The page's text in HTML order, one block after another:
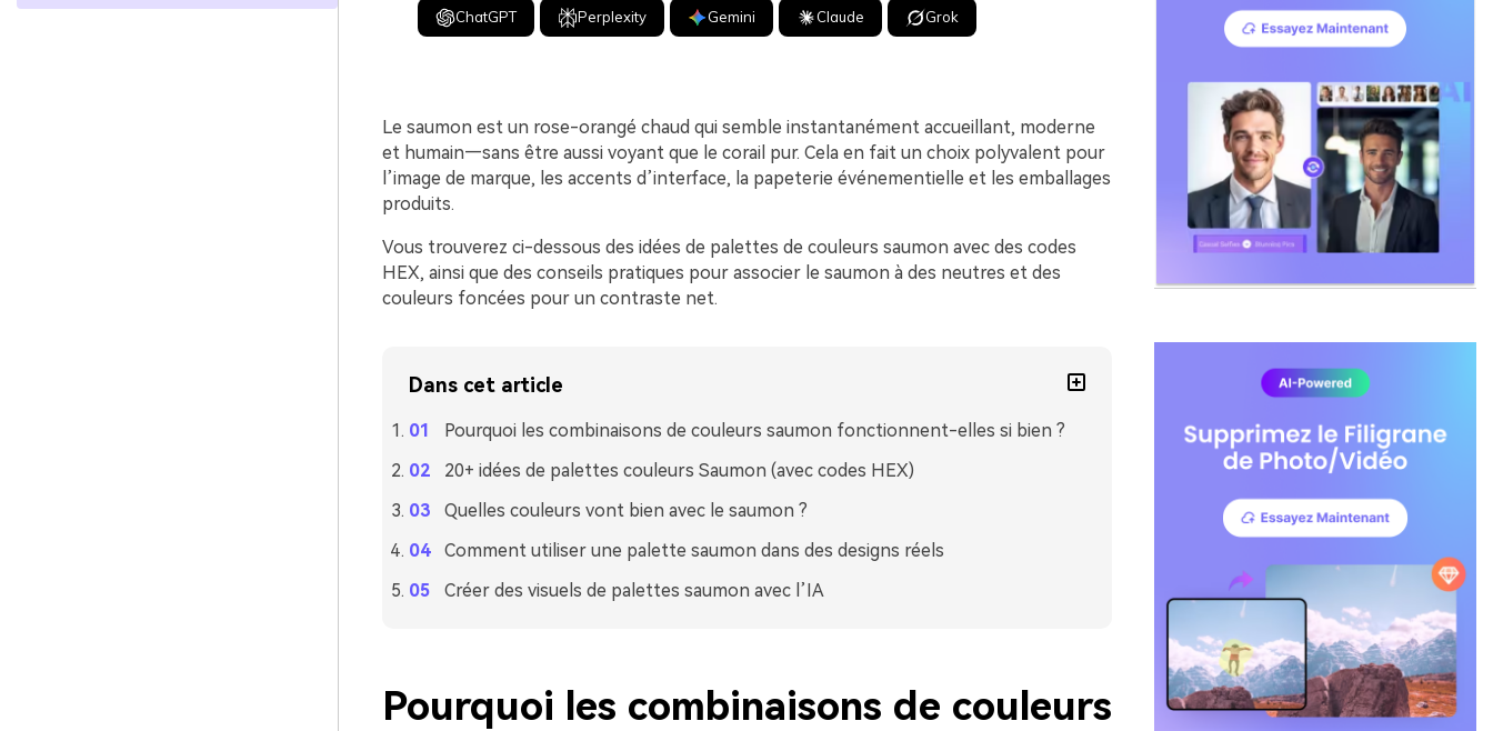
ChatGPT Perplexity Gemini Claude Grok
Le saumon est un rose-orangé chaud qui semble instantanément accueillant, moderne
et humain—sans être aussi voyant que le corail pur. Cela en fait un choix polyvalent pour
l’image de marque, les accents d’interface, la papeterie événementielle et les emballages
produits.
Vous trouverez ci-dessous des idées de palettes de couleurs saumon avec des codes
HEX, ainsi que des conseils pratiques pour associer le saumon à des neutres et des
couleurs foncées pour un contraste net.
Dans cet article
Pourquoi les combinaisons de couleurs saumon fonctionnent-elles si bien ?
20+ idées de palettes couleurs Saumon (avec codes HEX)
Quelles couleurs vont bien avec le saumon ?
Comment utiliser une palette saumon dans des designs réels
Créer des visuels de palettes saumon avec l’IA
Pourquoi les combinaisons de couleurs